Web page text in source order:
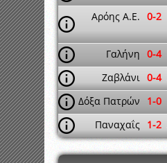
Αρόης Α.Ε. 0-2
Γαλήνη 0-4
Ζαβλάνι 0-4
Δόξα Πατρών
1-0
Παναχαΐς 1-2